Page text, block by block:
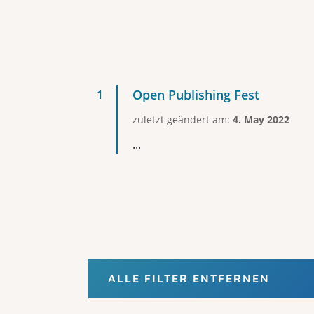
Open Publishing Fest
zuletzt geändert am: 4. May 2022
...
ALLE FILTER ENTFERNEN